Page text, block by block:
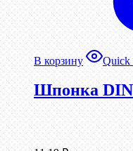
В корзину Quick
Шпонка DIN